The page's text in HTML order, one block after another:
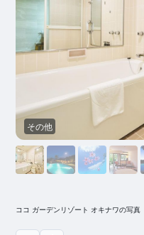
その他
ココ ガーデンリゾート オキナワの写真